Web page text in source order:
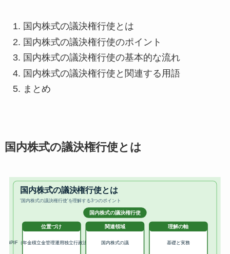
国内株式の議決権行使とは
国内株式の議決権行使のポイント
国内株式の議決権行使の基本的な流れ
国内株式の議決権行使と関連する用語
まとめ
国内株式の議決権行使とは